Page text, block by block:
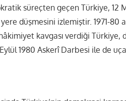
süreçten geçen Türkiye, 12
düşmesini izlemiştir. 1971-80
kavgası verdiği
1980 Askerî Darbesi ile de